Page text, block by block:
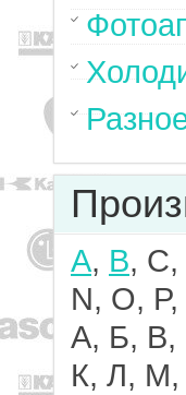
A, B, C,
N, O,
А, Б, В,
К, Л, М,